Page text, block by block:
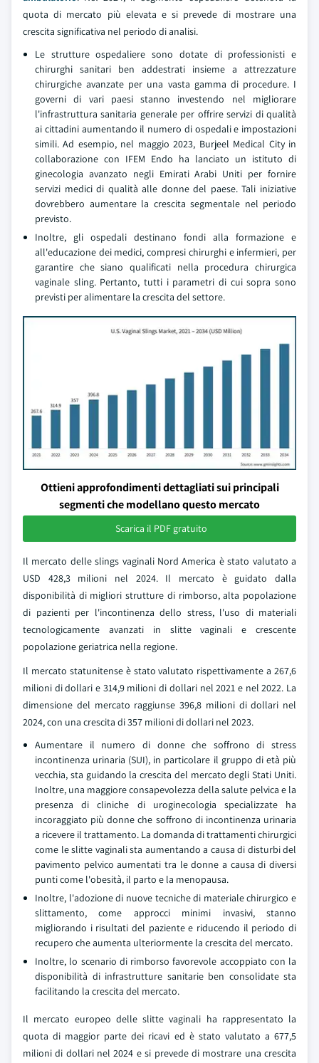
quota di mercato più elevata e si prevede di mostrare una
crescita significativa nel periodo di analisi.
Le strutture ospedaliere sono dotate di professionisti e
chirurghi sanitari ben addestrati insieme a attrezzature
chirurgiche avanzate per una vasta gamma di procedure. I
governi di vari paesi stanno investendo nel migliorare
l'infrastruttura sanitaria generale per offrire servizi di qualità
ai cittadini aumentando il numero di ospedali e impostazioni
simili. Ad esempio, nel maggio 2023, Burjeel Medical City in
collaborazione con IFEM Endo ha lanciato un istituto di
ginecologia avanzato negli Emirati Arabi Uniti per fornire
servizi medici di qualità alle donne del paese. Tali iniziative
dovrebbero aumentare la crescita segmentale nel periodo
previsto.
Inoltre, gli ospedali destinano fondi alla formazione e
all'educazione dei medici, compresi chirurghi e infermieri, per
garantire che siano qualificati nella procedura chirurgica
vaginale sling. Pertanto, tutti i parametri di cui sopra sono
previsti per alimentare la crescita del settore.
Ottieni approfondimenti dettagliati sui principali
segmenti che modellano questo mercato
Scarica il PDF gratuito
Il mercato delle slings vaginali Nord America è stato valutato a
USD 428,3 milioni nel 2024. Il mercato è guidato dalla
disponibilità di migliori strutture di rimborso, alta popolazione
di pazienti per l'incontinenza dello stress, l'uso di materiali
tecnologicamente avanzati in slitte vaginali e crescente
popolazione geriatrica nella regione.
Il mercato statunitense è stato valutato rispettivamente a 267,6
milioni di dollari e 314,9 milioni di dollari nel 2021 e nel 2022. La
dimensione del mercato raggiunse 396,8 milioni di dollari nel
2024, con una crescita di 357 milioni di dollari nel 2023.
Aumentare il numero di donne che soffrono di stress
incontinenza urinaria (SUI), in particolare il gruppo di età più
vecchia, sta guidando la crescita del mercato degli Stati Uniti.
Inoltre, una maggiore consapevolezza della salute pelvica e la
presenza di cliniche di uroginecologia specializzate ha
incoraggiato più donne che soffrono di incontinenza urinaria
a ricevere il trattamento. La domanda di trattamenti chirurgici
come le slitte vaginali sta aumentando a causa di disturbi del
pavimento pelvico aumentati tra le donne a causa di diversi
punti come l'obesità, il parto e la menopausa.
Inoltre, l'adozione di nuove tecniche di materiale chirurgico e
slittamento, come approcci minimi invasivi, stanno
migliorando i risultati del paziente e riducendo il periodo di
recupero che aumenta ulteriormente la crescita del mercato.
Inoltre, lo scenario di rimborso favorevole accoppiato con la
disponibilità di infrastrutture sanitarie ben consolidate sta
facilitando la crescita del mercato.
Il mercato europeo delle slitte vaginali ha rappresentato la
quota di maggior parte dei ricavi ed è stato valutato a 677,5
milioni di dollari nel 2024 e si prevede di mostrare una crescita